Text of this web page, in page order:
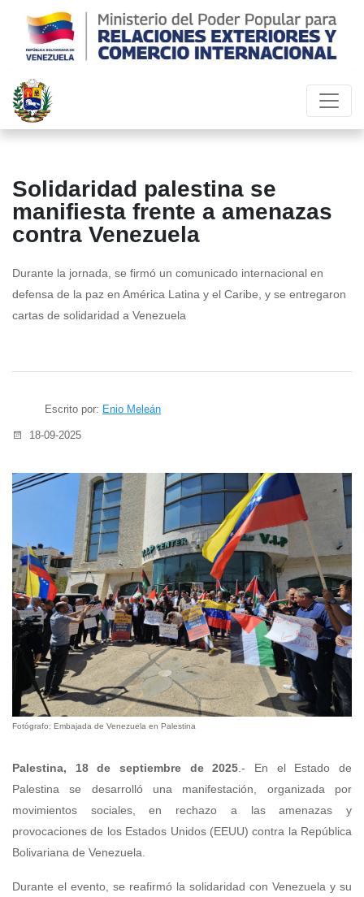
Solidaridad palestina se
manifiesta frente a amenazas
contra Venezuela
Durante la jornada, se firmó un comunicado internacional en
defensa de la paz en América Latina y el Caribe, y se entregaron
cartas de solidaridad a Venezuela
Escrito por: Enio Meleán
18-09-2025
Fotógrafo: Embajada de Venezuela en Palestina
Palestina, 18 de septiembre de 2025 .- En el Estado de
Palestina se desarrolló una manifestación, organizada por
movimientos sociales, en rechazo a las amenazas y
provocaciones de los Estados Unidos (EEUU) contra la República
Bolivariana de Venezuela.
Durante el evento, se reafirmó la solidaridad con Venezuela y su